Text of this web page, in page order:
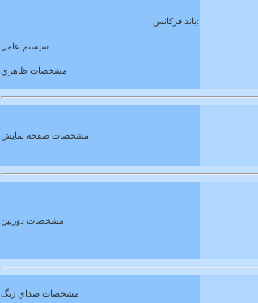
باند فركانس:
سيستم عامل
مشخصات ظاهري
مشخصات صفحه نمايش
مشخصات دوربين
مشخصات صداي زنگ